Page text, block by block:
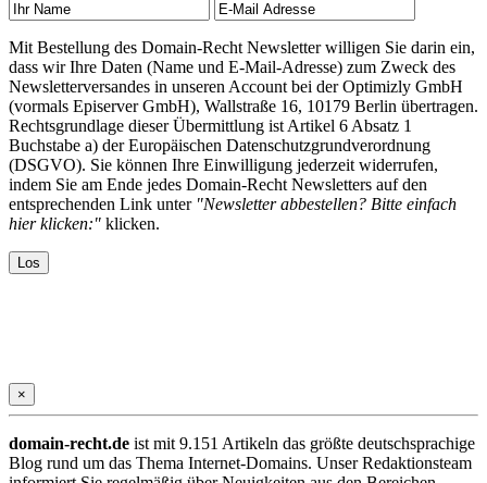
Mit Bestellung des Domain-Recht Newsletter willigen Sie darin ein,
dass wir Ihre Daten (Name und E-Mail-Adresse) zum Zweck des
Newsletterversandes in unseren Account bei der Optimizly GmbH
(vormals Episerver GmbH), Wallstraße 16, 10179 Berlin übertragen.
Rechtsgrundlage dieser Übermittlung ist Artikel 6 Absatz 1
Buchstabe a) der Europäischen Datenschutzgrundverordnung
(DSGVO). Sie können Ihre Einwilligung jederzeit widerrufen,
indem Sie am Ende jedes Domain-Recht Newsletters auf den
entsprechenden Link unter "Newsletter abbestellen? Bitte einfach
hier klicken:" klicken.
×
domain-recht.de ist mit 9.151 Artikeln das größte deutschsprachige
Blog rund um das Thema Internet-Domains. Unser Redaktionsteam